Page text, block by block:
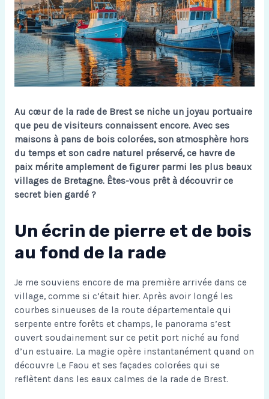
Au cœur de la rade de Brest se niche un joyau portuaire
que peu de visiteurs connaissent encore. Avec ses
maisons à pans de bois colorées, son atmosphère hors
du temps et son cadre naturel préservé, ce havre de
paix mérite amplement de figurer parmi les plus beaux
villages de Bretagne. Êtes-vous prêt à découvrir ce
secret bien gardé ?
Un écrin de pierre et de bois
au fond de la rade
Je me souviens encore de ma première arrivée dans ce
village, comme si c’était hier. Après avoir longé les
courbes sinueuses de la route départementale qui
serpente entre forêts et champs, le panorama s’est
ouvert soudainement sur ce petit port niché au fond
d’un estuaire. La magie opère instantanément quand on
découvre Le Faou et ses façades colorées qui se
reflètent dans les eaux calmes de la rade de Brest.